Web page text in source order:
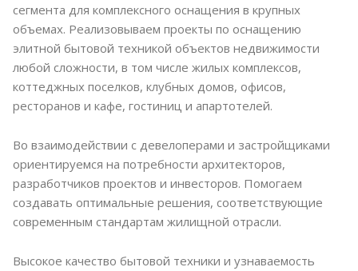
сегмента для комплексного оснащения в крупных
объемах. Реализовываем проекты по оснащению
элитной бытовой техникой объектов недвижимости
любой сложности, в том числе жилых комплексов,
коттеджных поселков, клубных домов, офисов,
ресторанов и кафе, гостиниц и апартотелей.
Во взаимодействии с девелоперами и застройщиками
ориентируемся на потребности архитекторов,
разработчиков проектов и инвесторов. Помогаем
создавать оптимальные решения, соответствующие
современным стандартам жилищной отрасли.
Высокое качество бытовой техники и узнаваемость